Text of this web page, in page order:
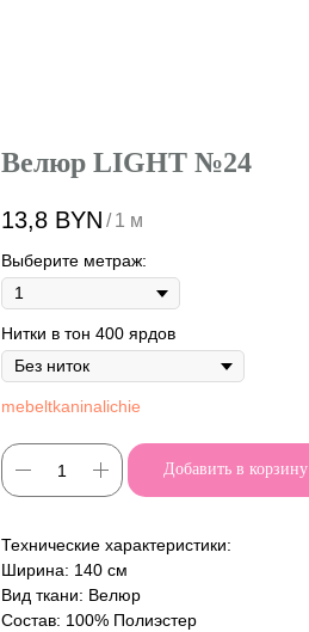
Велюр LIGHT №24
13,8 BYN / 1 м
Выберите метраж:
Нитки в тон 400 ярдов
mebeltkaninalichie
Добавить в корзину
Технические характеристики:
Ширина: 140 см
Вид ткани: Велюр
Состав: 100% Полиэстер